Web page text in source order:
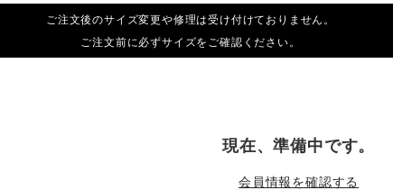
ご注文後のサイズ変更や修理は受け付けておりません。
ご注文前に必ずサイズをご確認ください。
現在、準備中です。
会員情報を確認する